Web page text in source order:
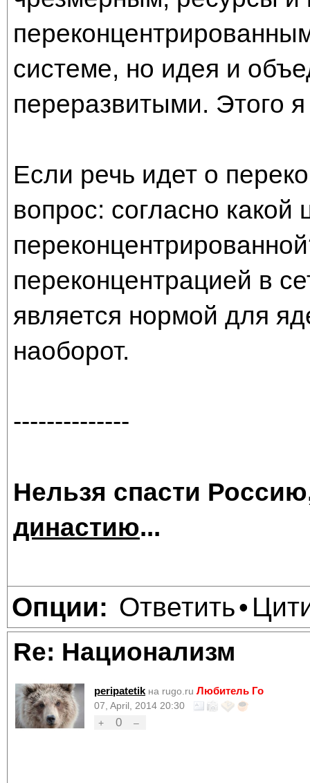
системе, но идея и
переразвитыми. Этого
Если речь идет о
вопрос: согласно какой
переконцентрацией в
является нормой для
наоборот.
--------------
Нельзя спасти
династию...
Опции: Ответить•
Re: Национализм
peripatetik на rugo.ru Любитель Го
07, April, 2014 20:30
+
0 –